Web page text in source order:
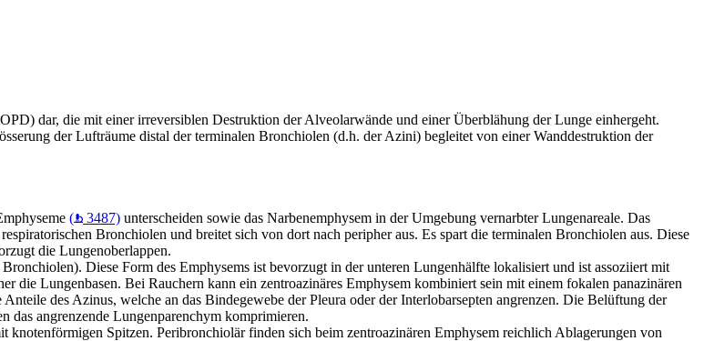
dar, die mit einer irreversiblen Destruktion der Alveolarwände und einer Überblähung der Lunge einhergeht.
der Lufträume distal der terminalen Bronchiolen (d.h. der Azini) begleitet von einer Wanddestruktion der
( 3487) unterscheiden sowie das Narbenemphysem in der Umgebung vernarbter Lungenareale. Das
Bronchiolen und breitet sich von dort nach peripher aus. Es spart die terminalen Bronchiolen aus. Diese
die Lungenoberlappen.
Diese Form des Emphysems ist bevorzugt in der unteren Lungenhälfte lokalisiert und ist assoziiert mit
die Lungenbasen. Bei Rauchern kann ein zentroazinäres Emphysem kombiniert sein mit einem fokalen panazinären
des Azinus, welche an das Bindegewebe der Pleura oder der Interlobarsepten angrenzen. Die Belüftung der
das angrenzende Lungenparenchym komprimieren.
Spitzen. Peribronchiolär finden sich beim zentroazinären Emphysem reichlich Ablagerungen von